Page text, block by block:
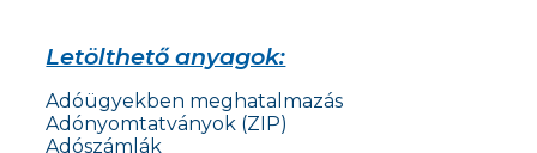
Letölthető anyagok:
Adóügyekben meghatalmazás
Adónyomtatványok (ZIP)
Adószámlák